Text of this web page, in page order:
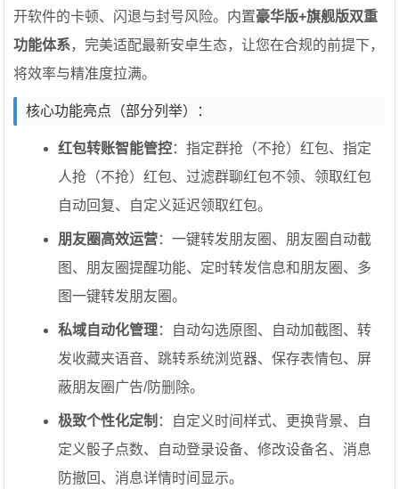
开软件的卡顿、闪退与封号风险。内置豪华版+旗舰版双重
功能体系，完美适配最新安卓生态，让您在合规的前提下，
将效率与精准度拉满。
核心功能亮点（部分列举）：
红包转账智能管控：指定群抢（不抢）红包、指定
人抢（不抢）红包、过滤群聊红包不领、领取红包
自动回复、自定义延迟领取红包。
朋友圈高效运营：一键转发朋友圈、朋友圈自动截
图、朋友圈提醒功能、定时转发信息和朋友圈、多
图一键转发朋友圈。
私域自动化管理：自动勾选原图、自动加截图、转
发收藏夹语音、跳转系统浏览器、保存表情包、屏
蔽朋友圈广告/防删除。
极致个性化定制 ：自定义时间样式、更换背景、自
定义骰子点数、自动登录设备、修改设备名、消息
防撤回、消息详情时间显示。